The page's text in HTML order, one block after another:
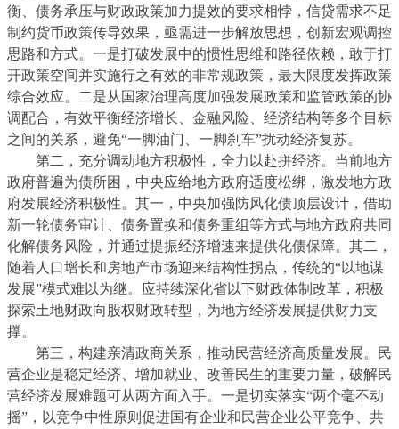
衡、债务承压与财政政策加力提效的要求相悖，信贷需求不足
制约货币政策传导效果，亟需进一步解放思想，创新宏观调控
思路和方式。一是打破发展中的惯性思维和路径依赖，敢于打
开政策空间并实施行之有效的非常规政策，最大限度发挥政策
综合效应。二是从国家治理高度加强发展政策和监管政策的协
调配合，有效平衡经济增长、金融风险、经济结构等多个目标
之间的关系， 避免“一脚油门、一脚刹车”扰动经济复苏。
第二，充分调动地方积极性，全力以赴拼经济。当前地方
政府普遍为债所困，中央应给地方政府适度松绑，激发地方政
府发展经济积极性。其一，中央加强防风化债顶层设计，借助
新一轮债务审计、债务置换和债务重组等方式与地方政府共同
化解债务风险，并通过提振经济增速来提供化债保障。其二，
随着人口增长和房地产市场迎来结构性拐点，传统的“以地谋
发展”模式难以为继。应持续深化省以下财政体制改革，积极
探索土地财政向股权财政转型，为地方经济发展提供财力支
撑。
第三，构建亲清政商关系，推动民营经济高质量发展。民
营企业是稳定经济、增加就业、改善民生的重要力量，破解民
营经济发展难题可从两方面入手。一是切实落实“两个毫不动
摇”，以竞争中性原则促进国有企业和民营企业公平竞争、共